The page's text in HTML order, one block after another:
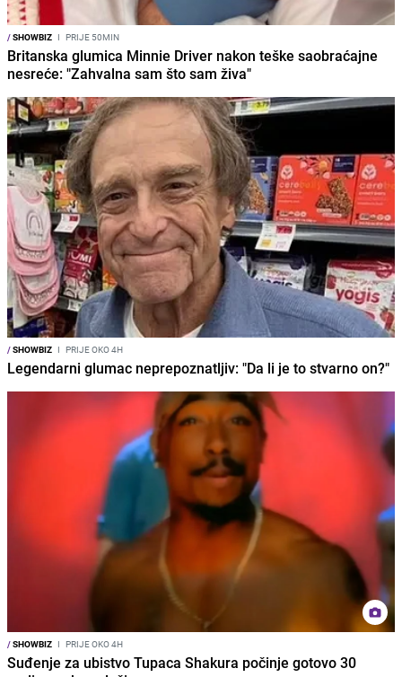
/SHOWBIZ I PRIJE 50MIN
Britanska glumica Minnie Driver nakon teške saobraćajne
nesreće: "Zahvalna sam što sam živa"
/SHOWBIZ I PRIJE OKO 4H
Legendarni glumac neprepoznatljiv: "Da li je to stvarno on?"
/SHOWBIZ I PRIJE OKO 4H
Suđenje za ubistvo Tupaca Shakura počinje gotovo 30